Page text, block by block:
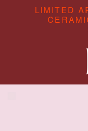
LIMITED